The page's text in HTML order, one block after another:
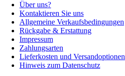
Über uns?
Kontaktieren Sie uns
Allgemeine Verkaufsbedingungen
Rückgabe & Erstattung
Impressum
Zahlungsarten
Lieferkosten und Versandoptionen
Hinweis zum Datenschutz